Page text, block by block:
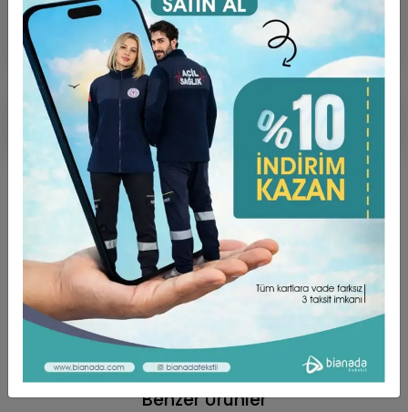
Ürün Açıklaması Garanti ve Teslimat
Taksit Seçenekleri Yorumlar
Bianada olarak sizlere her daim kaliteli ve kullanışlı ürünler
sunmaya devam ediyoruz. Satışta olan Yağmurluk Unisex Mrc
881 - Siyah ürünü de bu kriterler dikkate alınarak hazırlanmış
ve sizlerin beğenisine sunulmuştur.
Benzer Ürünler